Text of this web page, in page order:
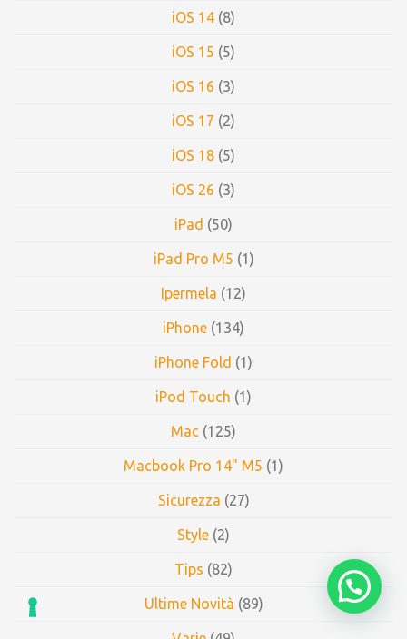
iOS 14 (8)
iOS 15 (5)
iOS 16 (3)
iOS 17 (2)
iOS 18 (5)
iOS 26 (3)
iPad (50)
iPad Pro M5 (1)
Ipermela (12)
iPhone (134)
iPhone Fold (1)
iPod Touch (1)
Mac (125)
Macbook Pro 14" M5 (1)
Sicurezza (27)
Style (2)
Tips (82)
Ultime Novità (89)